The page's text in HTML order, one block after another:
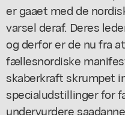
er gaaet med de
varsel deraf. Deres
og derfor er de nu fra
fællesnordiske
skaberkraft skrumpet
specialudstillinger for
undervurdere